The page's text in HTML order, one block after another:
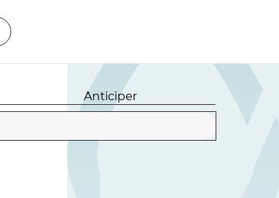
Anticiper